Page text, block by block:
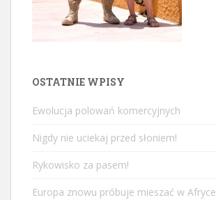
OSTATNIE WPISY
Ewolucja polowań komercyjnych
Nigdy nie uciekaj przed słoniem!
Rykowisko za pasem!
Europa znowu próbuje mieszać w Afryce